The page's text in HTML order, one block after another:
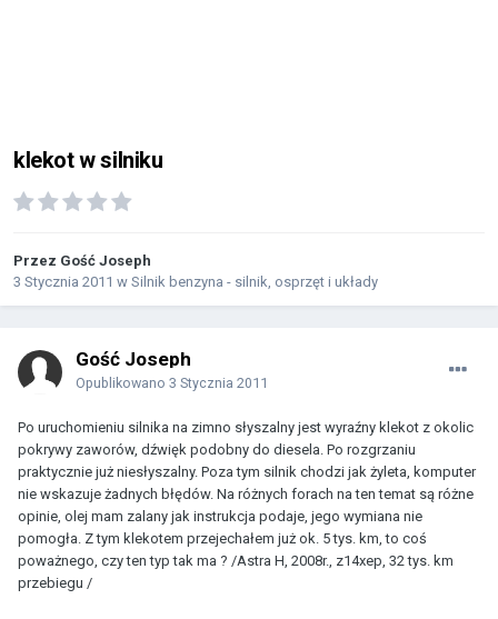
klekot w silniku
Przez Gość Joseph
3 Stycznia 2011 w Silnik benzyna - silnik, osprzęt i układy
Gość Joseph
Opublikowano 3 Stycznia 2011
Po uruchomieniu silnika na zimno słyszalny jest wyraźny klekot z okolic
pokrywy zaworów, dźwięk podobny do diesela. Po rozgrzaniu
praktycznie już niesłyszalny. Poza tym silnik chodzi jak żyleta, komputer
nie wskazuje żadnych błędów. Na różnych forach na ten temat są różne
opinie, olej mam zalany jak instrukcja podaje, jego wymiana nie
pomogła. Z tym klekotem przejechałem już ok. 5 tys. km, to coś
poważnego, czy ten typ tak ma ? /Astra H, 2008r., z14xep, 32 tys. km
przebiegu /